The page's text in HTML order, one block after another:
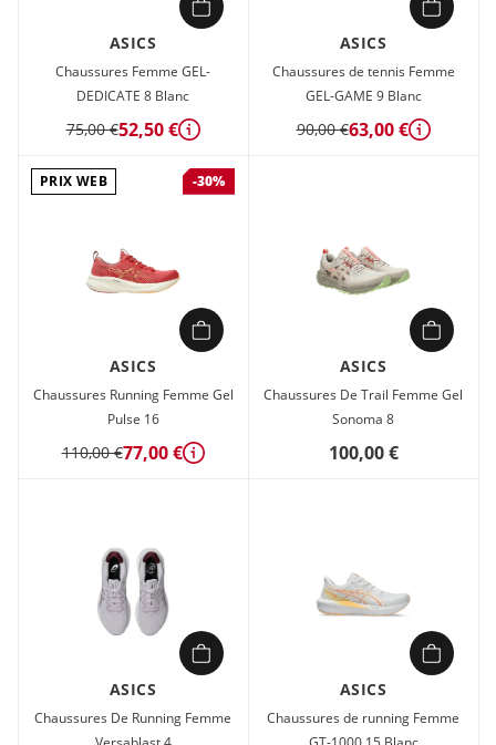
ASICS
Chaussures Femme GEL-
DEDICATE 8 Blanc
75,00 €52,50 € Détails
ASICS
Chaussures de tennis Femme
GEL-GAME 9 Blanc
90,00 €63,00 € Détails
PRIX WEB -30%
ASICS
Chaussures Running Femme Gel
Pulse 16
110,00 €77,00 € Détails
ASICS
Chaussures De Trail Femme Gel
Sonoma 8
100,00 €
ASICS
Chaussures De Running Femme
ASICS
Chaussures de running Femme